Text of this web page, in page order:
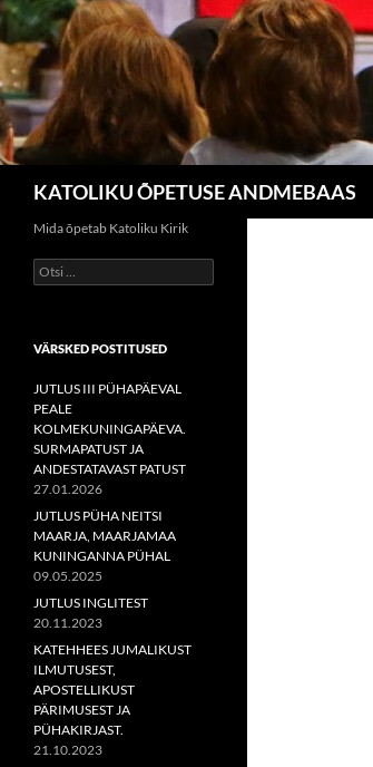
KATOLIKU ÕPETUSE ANDMEBAAS
Mida õpetab Katoliku Kirik
Otsi:
VÄRSKED POSTITUSED
JUTLUS III PÜHAPÄEVAL
PEALE
KOLMEKUNINGAPÄEVA.
SURMAPATUST JA
ANDESTATAVAST PATUST
27.01.2026
JUTLUS PÜHA NEITSI
MAARJA, MAARJAMAA
KUNINGANNA PÜHAL
09.05.2025
JUTLUS INGLITEST
20.11.2023
KATEHHEES JUMALIKUST
ILMUTUSEST,
APOSTELLIKUST
PÄRIMUSEST JA
PÜHAKIRJAST.
21.10.2023